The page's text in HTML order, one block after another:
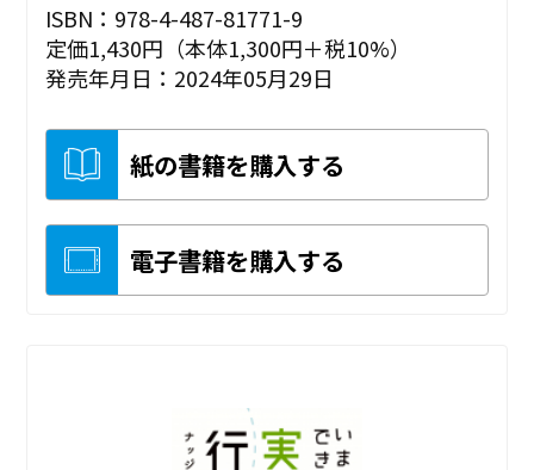
ISBN：978-4-487-81771-9
定価1,430円（本体1,300円＋税10%）
発売年月日：2024年05月29日
紙の書籍を購入する
電子書籍を購入する